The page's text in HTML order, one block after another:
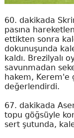
60. dakikada
pasına
ettikten sonra
dokunuşunda
kaldı. Brezilyalı
savunmadan
hakem, Kerem'e
değerlendirdi.
67. dakikada
topu göğsüyle
sert şutunda,